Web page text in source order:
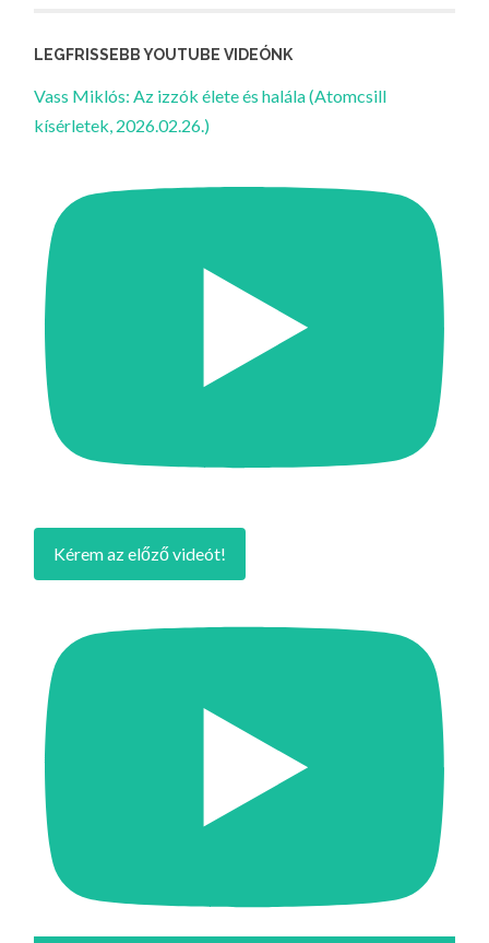
LEGFRISSEBB YOUTUBE VIDEÓNK
Vass Miklós: Az izzók élete és halála (Atomcsill
kísérletek, 2026.02.26.)
Kérem az előző videót!